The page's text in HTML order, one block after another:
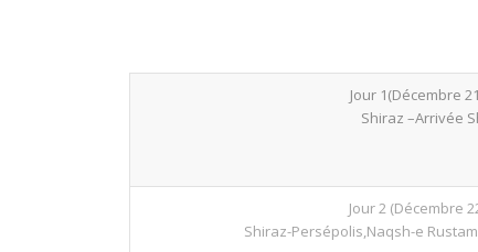
Jour 1(Décembre
Shiraz –Arrivée
Jour 2 (Décembre
Shiraz-Persépolis,Naqsh-e